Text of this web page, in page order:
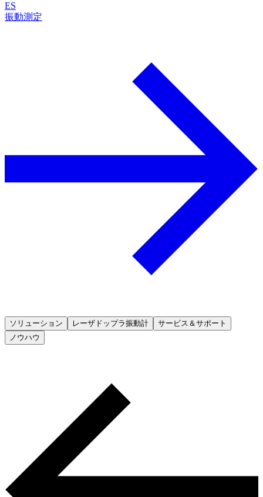
ES
振動測定
ソリューション レーザドップラ振動計
サービス＆サポート
ノウハウ